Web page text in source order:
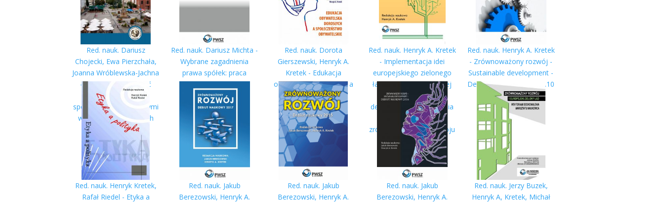
Red. nauk. Dariusz
Chojecki, Ewa Pierzchała,
Joanna Wróblewska-Jachna
- Tradycje i przyszłość
badań nad
społecznościami lokalnymi
w naukach społecznych
Red. nauk. Dariusz Michta -
Wybrane zagadnienia
prawa spółek: praca
zbiorowa
Red. nauk. Dorota
Gierszewski, Henryk A.
Kretek - Edukacja
obywatelska dorosłych a
społeczeństwo
obywatelskie
Red. nauk. Henryk A. Kretek
- Implementacja idei
europejskiego zielonego
ładu na bazie społecznej
gospodarki rynkowej
determinantą zarządzania
w realizacji założeń
zrównoważonego rozwoju
Red. nauk. Henryk A. Kretek
- Zrównoważony rozwój -
Sustainable development -
Debiut naukowy 2018. T.10
Red. nauk. Henryk Kretek,
Rafał Riedel - Etyka a
Red. nauk. Jakub
Berezowski, Henryk A.
Red. nauk. Jakub
Berezowski, Henryk A.
Red. nauk. Jakub
Berezowski, Henryk A.
Red. nauk. Jerzy Buzek,
Henryk A, Kretek, Michał